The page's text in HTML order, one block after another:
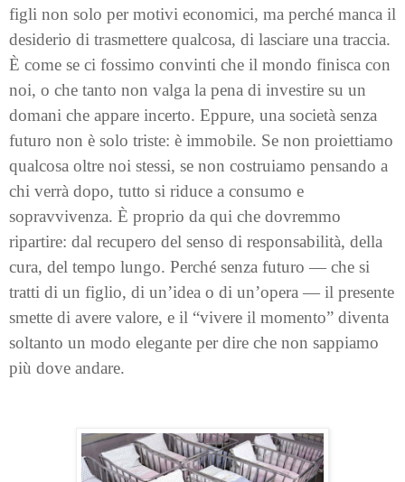
figli non solo per motivi economici, ma perché manca il
desiderio di trasmettere qualcosa, di lasciare una traccia.
È come se ci fossimo convinti che il mondo finisca con
noi, o che tanto non valga la pena di investire su un
domani che appare incerto. Eppure, una società senza
futuro non è solo triste: è immobile. Se non proiettiamo
qualcosa oltre noi stessi, se non costruiamo pensando a
chi verrà dopo, tutto si riduce a consumo e
sopravvivenza. È proprio da qui che dovremmo
ripartire: dal recupero del senso di responsabilità, della
cura, del tempo lungo. Perché senza futuro — che si
tratti di un figlio, di un’idea o di un’opera — il presente
smette di avere valore, e il “vivere il momento” diventa
soltanto un modo elegante per dire che non sappiamo
più dove andare.